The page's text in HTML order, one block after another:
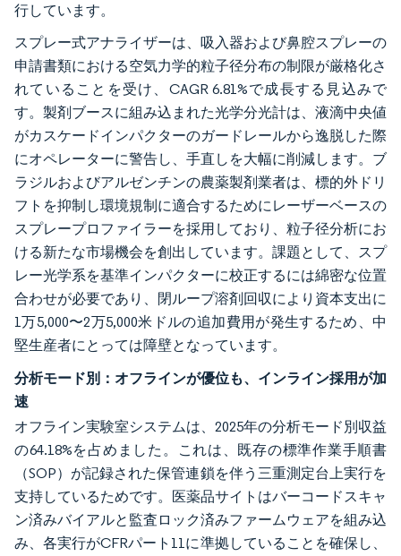
行しています。
スプレー式アナライザーは、吸入器および鼻腔スプレーの
申請書類における空気力学的粒子径分布の制限が厳格化さ
れていることを受け、CAGR 6.81%で成長する見込みで
す。製剤ブースに組み込まれた光学分光計は、液滴中央値
がカスケードインパクターのガードレールから逸脱した際
にオペレーターに警告し、手直しを大幅に削減します。ブ
ラジルおよびアルゼンチンの農薬製剤業者は、標的外ドリ
フトを抑制し環境規制に適合するためにレーザーベースの
スプレープロファイラーを採用しており、粒子径分析にお
ける新たな市場機会を創出しています。課題として、スプ
レー光学系を基準インパクターに校正するには綿密な位置
合わせが必要であり、閉ループ溶剤回収により資本支出に
1万5,000〜2万5,000米ドルの追加費用が発生するため、中
堅生産者にとっては障壁となっています。
分析モード別：オフラインが優位も、インライン採用が加
速
オフライン実験室システムは、2025年の分析モード別収益
の64.18%を占めました。これは、既存の標準作業手順書
（SOP）が記録された保管連鎖を伴う三重測定台上実行を
支持しているためです。医薬品サイトはバーコードスキャ
ン済みバイアルと監査ロック済みファームウェアを組み込
み、各実行がCFRパート11に準拠していることを確保し、